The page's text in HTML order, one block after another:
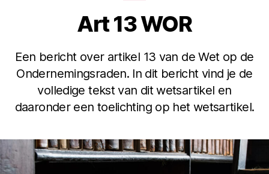
Art 13 WOR
Een bericht over artikel 13 van de Wet op de
Ondernemingsraden. In dit bericht vind je de
volledige tekst van dit wetsartikel en
daaronder een toelichting op het wetsartikel.